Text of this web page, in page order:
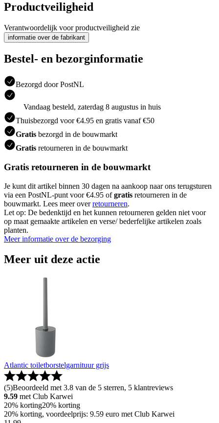
Productveiligheid
Verantwoordelijk voor productveiligheid zie
informatie over de fabrikant
Bestel- en bezorginformatie
Bezorgd door PostNL
Vandaag besteld, zaterdag 8 augustus in huis
Thuisbezorgd voor €4.95 en gratis vanaf €50
Gratis bezorgd in de bouwmarkt
Gratis retourneren in de bouwmarkt
Gratis retourneren in de bouwmarkt
Je kunt dit artikel binnen 30 dagen na aankoop naar ons terugsturen
via een PostNL-punt voor €4.95 ofgratis retourneren in de
bouwmarkt. Lees meer overretourneren.
Let op: De bedenktijd en het kunnen retourneren gelden niet voor
op maat gemaakte artikelen en verse/ bederfelijke artikelen zoals
planten.
Meer informatie over de bezorging
Meer uit deze actie
Atlantic toiletborstelgarnituur grijs
(5)Beoordeeld met 3.8 van de 5 sterren, 5 klantreviews
9.59 met Club Karwei
20% korting20% korting
20% korting, voordeelprijs: 9.59 euro met Club Karwei